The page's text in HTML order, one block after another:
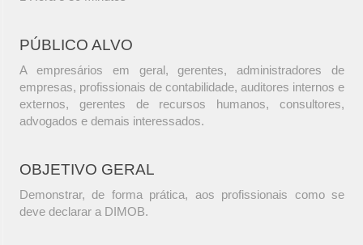
PÚBLICO ALVO
A empresários em geral, gerentes, administradores de
empresas, profissionais de contabilidade, auditores internos e
externos, gerentes de recursos humanos, consultores,
advogados e demais interessados.
OBJETIVO GERAL
Demonstrar, de forma prática, aos profissionais como se
deve declarar a DIMOB.